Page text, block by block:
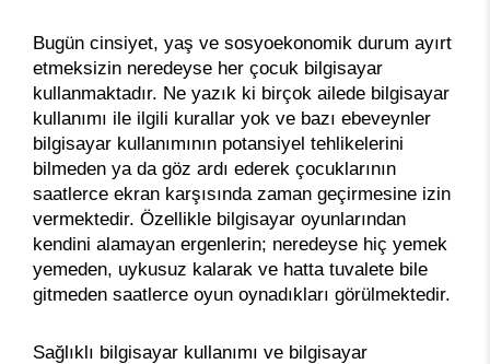
Bugün cinsiyet, yaş ve sosyoekonomik durum ayırt
etmeksizin neredeyse her çocuk bilgisayar
kullanmaktadır. Ne yazık ki birçok ailede bilgisayar
kullanımı ile ilgili kurallar yok ve bazı ebeveynler
bilgisayar kullanımının potansiyel tehlikelerini
bilmeden ya da göz ardı ederek çocuklarının
saatlerce ekran karşısında zaman geçirmesine izin
vermektedir. Özellikle bilgisayar oyunlarından
kendini alamayan ergenlerin; neredeyse hiç yemek
yemeden, uykusuz kalarak ve hatta tuvalete bile
gitmeden saatlerce oyun oynadıkları görülmektedir.
Sağlıklı bilgisayar kullanımı ve bilgisayar